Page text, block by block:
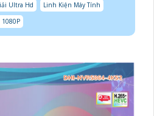
Ultra Hd
Linh Kiện Máy Tính